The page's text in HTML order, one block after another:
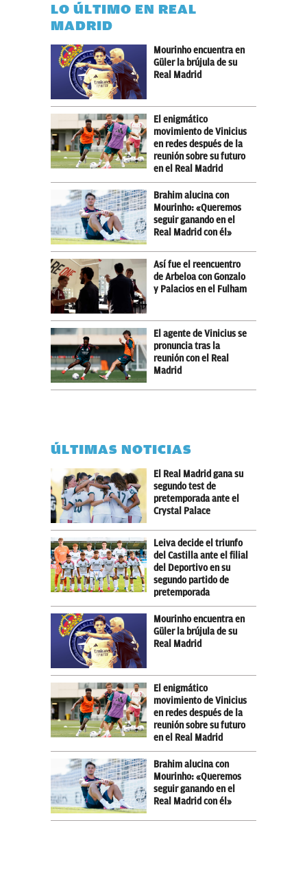
LO ÚLTIMO EN REAL
MADRID
Mourinho encuentra en
Güler la brújula de su
Real Madrid
El enigmático
movimiento de Vinicius
en redes después de la
reunión sobre su futuro
en el Real Madrid
Brahim alucina con
Mourinho: «Queremos
seguir ganando en el
Real Madrid con él»
Así fue el reencuentro
de Arbeloa con Gonzalo
y Palacios en el Fulham
El agente de Vinicius se
pronuncia tras la
reunión con el Real
Madrid
ÚLTIMAS NOTICIAS
El Real Madrid gana su
segundo test de
pretemporada ante el
Crystal Palace
Leiva decide el triunfo
del Castilla ante el filial
del Deportivo en su
segundo partido de
pretemporada
Mourinho encuentra en
Güler la brújula de su
Real Madrid
El enigmático
movimiento de Vinicius
en redes después de la
reunión sobre su futuro
en el Real Madrid
Brahim alucina con
Mourinho: «Queremos
seguir ganando en el
Real Madrid con él»